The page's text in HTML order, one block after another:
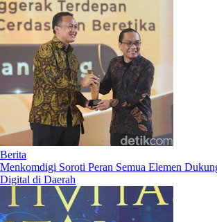
Berita
Menkomdigi Soroti Peran Semua Elemen
Digital di Daerah